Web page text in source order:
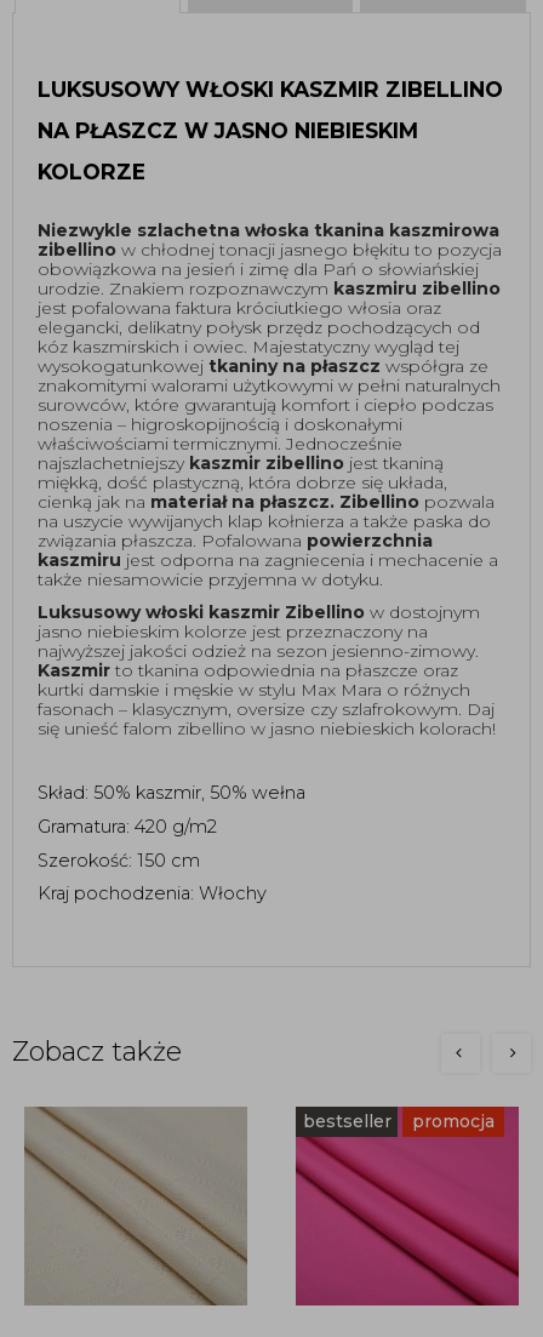
LUKSUSOWY WŁOSKI KASZMIR ZIBELLINO
NA PŁASZCZ W JASNO NIEBIESKIM
KOLORZE
Niezwykle szlachetna włoska tkanina kaszmirowa
zibellino w chłodnej tonacji jasnego błękitu to pozycja
obowiązkowa na jesień i zimę dla Pań o słowiańskiej
urodzie. Znakiem rozpoznawczym kaszmiru zibellino
jest pofalowana faktura króciutkiego włosia oraz
elegancki, delikatny połysk przędz pochodzących od
kóz kaszmirskich i owiec. Majestatyczny wygląd tej
wysokogatunkowej tkaniny na płaszcz współgra ze
znakomitymi walorami użytkowymi w pełni naturalnych
surowców, które gwarantują komfort i ciepło podczas
noszenia – higroskopijnością i doskonałymi
właściwościami termicznymi. Jednocześnie
najszlachetniejszy kaszmir zibellino jest tkaniną
miękką, dość plastyczną, która dobrze się układa,
cienką jak na materiał na płaszcz. Zibellino pozwala
na uszycie wywijanych klap kołnierza a także paska do
związania płaszcza. Pofalowana powierzchnia
kaszmiru jest odporna na zagniecenia i mechacenie a
także niesamowicie przyjemna w dotyku.
Luksusowy włoski kaszmir Zibellino w dostojnym
jasno niebieskim kolorze jest przeznaczony na
Kaszmir to tkanina odpowiednia na płaszcze oraz
kurtki damskie i męskie w stylu Max Mara o różnych
fasonach – klasycznym, oversize czy szlafrokowym. Daj
się unieść falom zibellino w jasno niebieskich kolorach!
Skład: 50% kaszmir, 50% wełna
Gramatura: 420 g/m2
Szerokość: 150 cm
Kraj pochodzenia: Włochy
Zobacz także
bestseller promocja